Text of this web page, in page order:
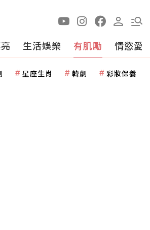
生活娛樂 有肌勵 情慾愛
星座生肖 韓劇 彩妝保養